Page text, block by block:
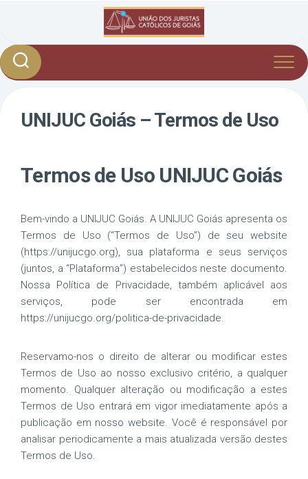
UNIJUC Goiás – Termos de Uso
Termos de Uso UNIJUC Goiás
Bem-vindo a UNIJUC Goiás. A UNIJUC Goiás apresenta os
Termos de Uso (“Termos de Uso”) de seu website
(https://unijucgo.org), sua plataforma e seus serviços
(juntos, a “Plataforma”) estabelecidos neste documento.
Nossa Política de Privacidade, também aplicável aos
serviços, pode ser encontrada em
https://unijucgo.org/politica-de-privacidade.
Reservamo-nos o direito de alterar ou modificar estes
Termos de Uso ao nosso exclusivo critério, a qualquer
momento. Qualquer alteração ou modificação a estes
Termos de Uso entrará em vigor imediatamente após a
publicação em nosso website. Você é responsável por
analisar periodicamente a mais atualizada versão destes
Termos de Uso.